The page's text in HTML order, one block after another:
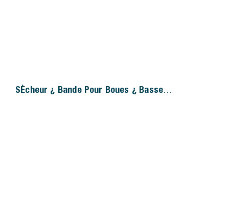
Sécheur À Bande Pour Boues À Basse